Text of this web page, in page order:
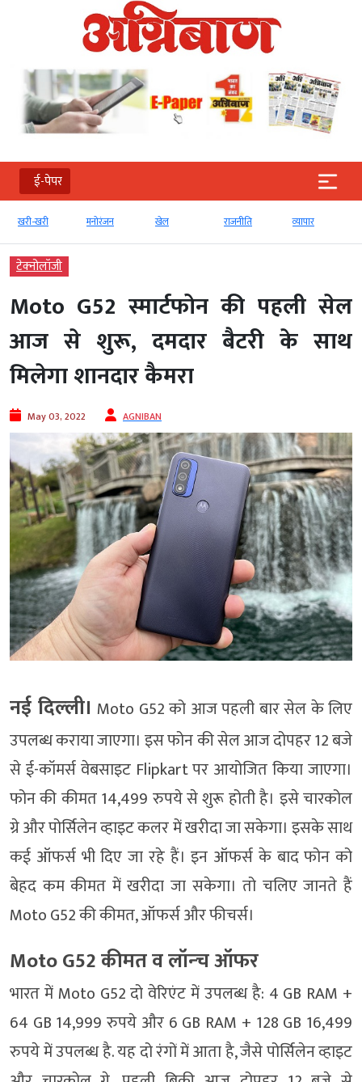
ई-पेपर
खरी-खरी मनोरंजन खेल राजनीति व्‍यापार
टेक्‍नोलॉजी
Moto G52 स्‍मार्टफोन की पहली सेल
आज से शुरू, दमदार बैटरी के साथ
मिलेगा शानदार कैमरा
May 03, 2022 AGNIBAN
नई दिल्‍ली। Moto G52 को आज पहली बार सेल के लिए
उपलब्ध कराया जाएगा। इस फोन की सेल आज दोपहर 12 बजे
से ई-कॉमर्स वेबसाइट Flipkart पर आयोजित किया जाएगा।
फोन की कीमत 14,499 रुपये से शुरू होती है। इसे चारकोल
ग्रे और पोर्सिलेन व्हाइट कलर में खरीदा जा सकेगा। इसके साथ
कई ऑफर्स भी दिए जा रहे हैं। इन ऑफर्स के बाद फोन को
बेहद कम कीमत में खरीदा जा सकेगा। तो चलिए जानते हैं
Moto G52 की कीमत, ऑफर्स और फीचर्स।
Moto G52 कीमत व लॉन्‍च ऑफर
भारत में Moto G52 दो वेरिएंट में उपलब्ध है: 4 GB RAM +
64 GB 14,999 रुपये और 6 GB RAM + 128 GB 16,499
रुपये में उपलब्ध है. यह दो रंगों में आता है, जैसे पोर्सिलेन व्हाइट